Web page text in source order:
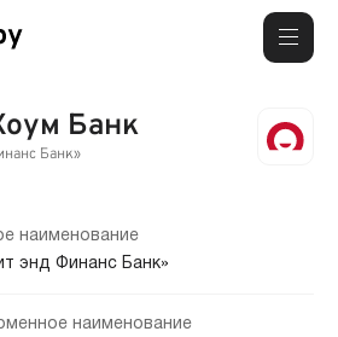
Банк
Банк»
наименование
энд Финанс Банк»
наименование